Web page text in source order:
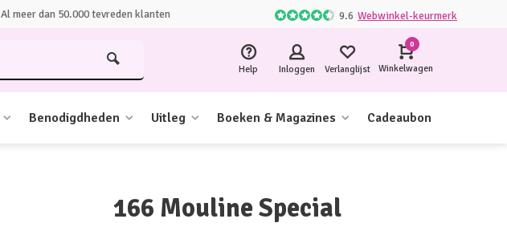
Al meer dan 50.000 tevreden klanten 9.6 Webwinkel-keurmerk
Help Inloggen Verlanglijst
0
Winkelwagen
Benodigdheden Uitleg Boeken & Magazines Cadeaubon
166 Mouline Special